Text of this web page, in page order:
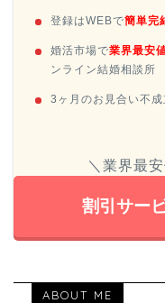
登録はWEBで簡単完
婚活市場で業界最安
ンライン結婚相談所
3ヶ月のお見合い不成
＼業界最
割引サー
ABOUT ME